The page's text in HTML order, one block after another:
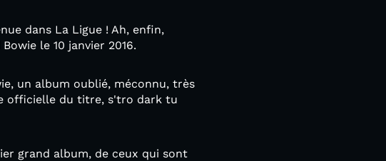
dans La Ligue ! Ah, enfin,
le 10 janvier 2016.
un album oublié, méconnu, très
officielle du titre, s'tro dark tu
grand album, de ceux qui sont